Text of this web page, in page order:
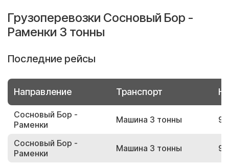
Грузоперевозки Сосновый Бор -
Раменки 3 тонны
Последние рейсы
Направление Транспорт
Сосновый Бор -
Раменки
Машина 3 тонны
Сосновый Бор -
Раменки
Машина 3 тонны